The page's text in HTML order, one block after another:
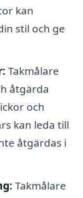
kan
stil och ge
Takmålare
åtgärda
och
kan leda till
åtgärdas i
Takmålare